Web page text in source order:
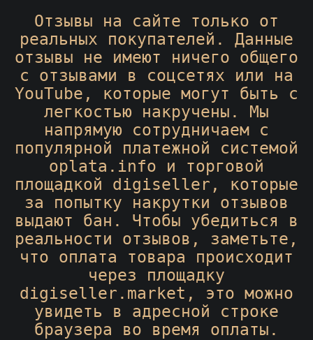
Отзывы на сайте только от
реальных покупателей. Данные
отзывы не имеют ничего общего
с отзывами в соцсетях или на
YouTube, которые могут быть с
легкостью накручены. Мы
напрямую сотрудничаем с
популярной платежной системой
oplata.info и торговой
площадкой digiseller, которые
за попытку накрутки отзывов
выдают бан. Чтобы убедиться в
реальности отзывов, заметьте,
что оплата товара происходит
через площадку
digiseller.market, это можно
увидеть в адресной строке
браузера во время оплаты.